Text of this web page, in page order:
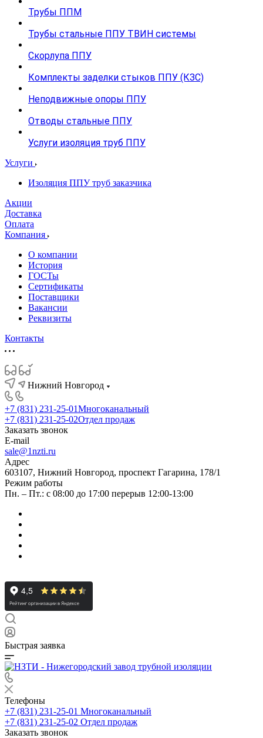
Трубы ППМ
Трубы стальные ППУ ТВИН системы
Скорлупа ППУ
Комплекты заделки стыков ППУ (КЗС)
Неподвижные опоры ППУ
Отводы стальные ППУ
Услуги изоляция труб ППУ
Услуги
Изоляция ППУ труб заказчика
Акции
Доставка
Оплата
Компания
О компании
История
ГОСТы
Сертификаты
Поставщики
Вакансии
Реквизиты
Контакты
Нижний Новгород
+7 (831) 231-25-01Многоканальный
+7 (831) 231-25-02Отдел продаж
Заказать звонок
E-mail
sale@1nzti.ru
Адрес
603107, Нижний Новгород, проспект Гагарина, 178/1
Режим работы
Пн. – Пт.: с 08:00 до 17:00 перерыв 12:00-13:00
Быстрая заявка
Телефоны
+7 (831) 231-25-01 Многоканальный
+7 (831) 231-25-02 Отдел продаж
Заказать звонок